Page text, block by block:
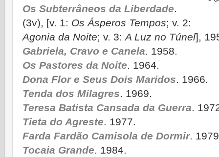
Os Subterrâneos da Liberdade.
(3v), [v. 1: Os Ásperos Tempos; v. 2:
Agonia da Noite; v. 3:A Luz no Túnel],
Gabriela, Cravo e Canela. 1958.
Os Pastores da Noite. 1964.
Dona Flor e Seus Dois Maridos. 1966.
Tenda dos Milagres. 1969.
Teresa Batista Cansada da Guerra.
Tieta do Agreste. 1977.
Farda Fardão Camisola de Dormir.
Tocaia Grande. 1984.